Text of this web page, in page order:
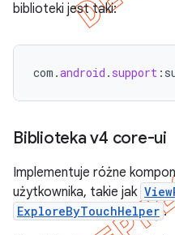
biblioteki jest taki:
com .android . support :
Biblioteka v4 core-ui
Implementuje różne
użytkownika, takie jak
ExploreByTouchHelper .